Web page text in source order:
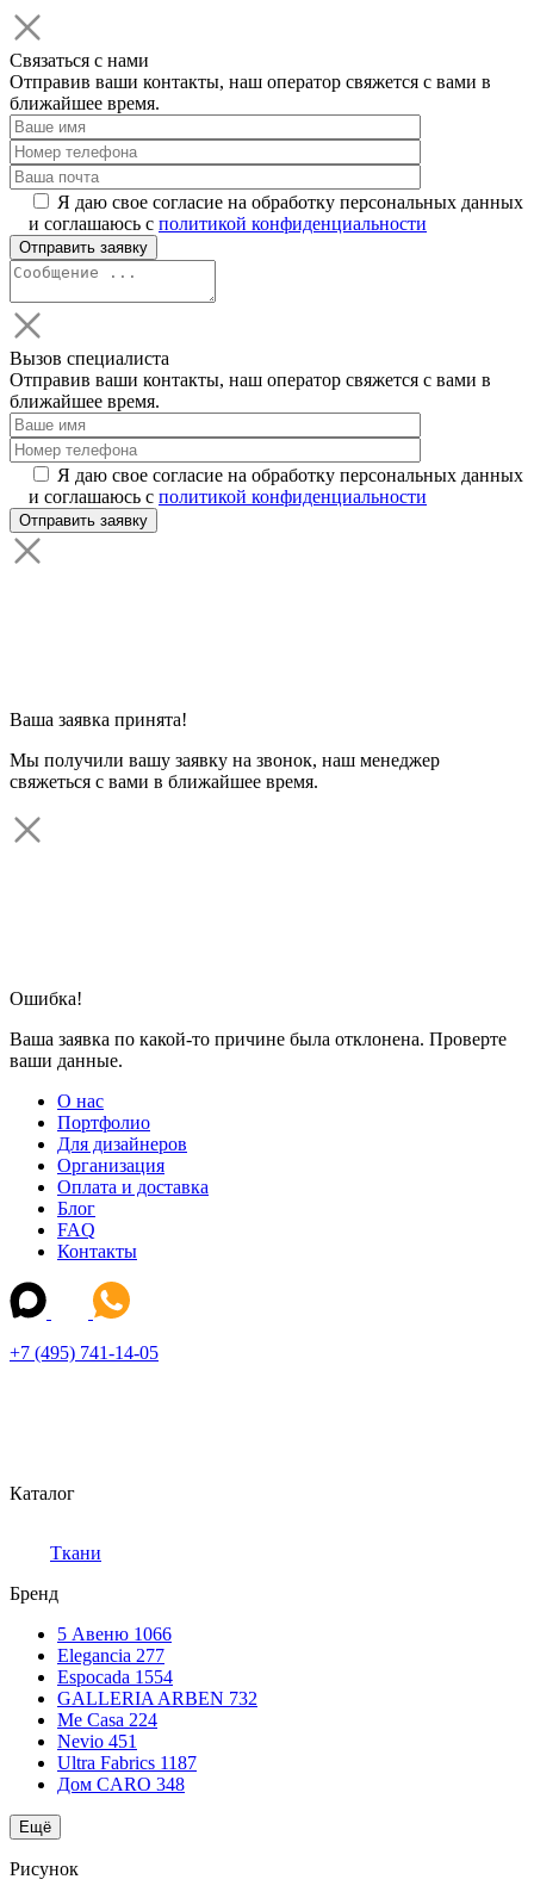
Связаться с нами
Отправив ваши контакты, наш оператор свяжется с вами в
ближайшее время.
Я даю свое согласие на обработку персональных данных
и соглашаюсь с политикой конфиденциальности
Вызов специалиста
Отправив ваши контакты, наш оператор свяжется с вами в
ближайшее время.
Я даю свое согласие на обработку персональных данных
и соглашаюсь с политикой конфиденциальности
Ваша заявка принята!
Мы получили вашу заявку на звонок, наш менеджер
свяжеться с вами в ближайшее время.
Ошибка!
Ваша заявка по какой-то причине была отклонена. Проверте
ваши данные.
О нас
Портфолио
Для дизайнеров
Организация
Оплата и доставка
Блог
FAQ
Контакты
+7 (495) 741-14-05
Каталог
Ткани
Бренд
5 Авеню 1066
Elegancia 277
Espocada 1554
GALLERIA ARBEN 732
Me Casa 224
Nevio 451
Ultra Fabrics 1187
Дом CARO 348
Ещё
Рисунок